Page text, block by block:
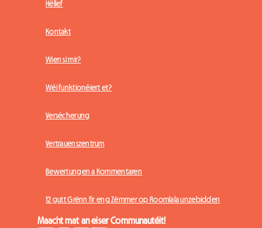
Hëllef
Kontakt
Wien si mir?
Wéi funktionéiert et?
Versécherung
Vertrauenszentrum
Bewertungen a Kommentaren
12 gutt Grënn fir eng Zëmmer op Roomlala unzebidden
Maacht mat an eiser Communautéit!